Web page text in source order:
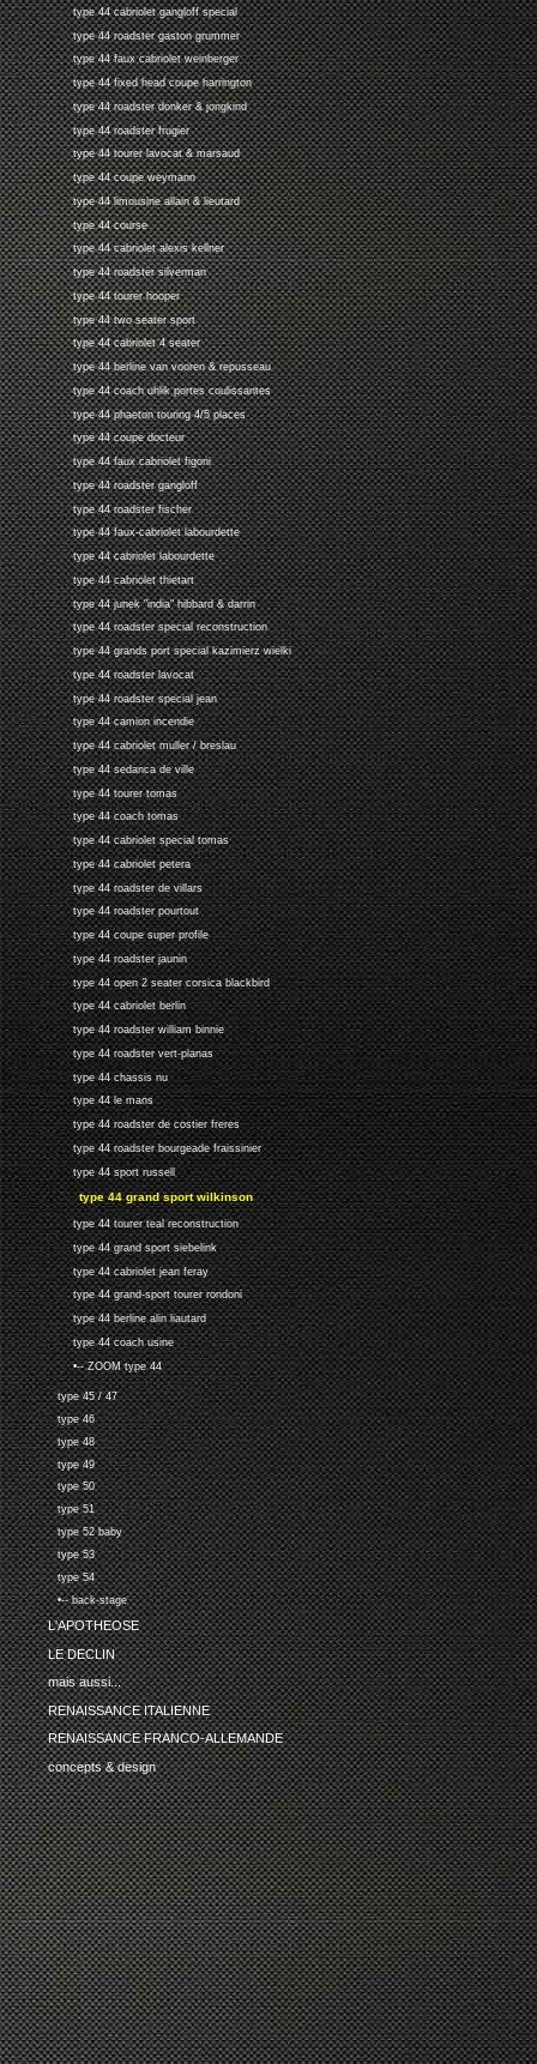
type 44 cabriolet gangloff special
type 44 roadster gaston grummer
type 44 faux cabriolet weinberger
type 44 fixed head coupe harrington
type 44 roadster donker & jongkind
type 44 roadster frugier
type 44 tourer lavocat & marsaud
type 44 coupe weymann
type 44 limousine allain & lieutard
type 44 course
type 44 cabriolet alexis kellner
type 44 roadster silverman
type 44 tourer hooper
type 44 two seater sport
type 44 cabriolet 4 seater
type 44 berline van vooren & repusseau
type 44 coach uhlik portes coulissantes
type 44 phaeton touring 4/5 places
type 44 coupe docteur
type 44 faux cabriolet figoni
type 44 roadster gangloff
type 44 roadster fischer
type 44 faux-cabriolet labourdette
type 44 cabriolet labourdette
type 44 cabriolet thietart
type 44 junek "india" hibbard & darrin
type 44 roadster special reconstruction
type 44 grands port special kazimierz wielki
type 44 roadster lavocat
type 44 roadster special jean
type 44 camion incendie
type 44 cabriolet muller / breslau
type 44 sedanca de ville
type 44 tourer tomas
type 44 coach tomas
type 44 cabriolet special tomas
type 44 cabriolet petera
type 44 roadster de villars
type 44 roadster pourtout
type 44 coupe super profile
type 44 roadster jaunin
type 44 open 2 seater corsica blackbird
type 44 cabriolet berlin
type 44 roadster william binnie
type 44 roadster vert-planas
type 44 chassis nu
type 44 le mans
type 44 roadster de costier freres
type 44 roadster bourgeade fraissinier
type 44 sport russell
type 44 grand sport wilkinson
type 44 tourer teal reconstruction
type 44 grand sport siebelink
type 44 cabriolet jean feray
type 44 grand-sport tourer rondoni
type 44 berline alin liautard
type 44 coach usine
•-- ZOOM type 44
type 45 / 47
type 46
type 48
type 49
type 50
type 51
type 52 baby
type 53
type 54
•-- back-stage
L'APOTHEOSE
LE DECLIN
mais aussi...
RENAISSANCE ITALIENNE
RENAISSANCE FRANCO-ALLEMANDE
concepts & design